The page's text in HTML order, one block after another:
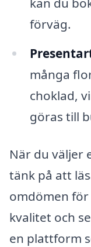
förväg.
många
choklad,
göras till
När du väljer
tänk på att
omdömen
kvalitet och
en plattform